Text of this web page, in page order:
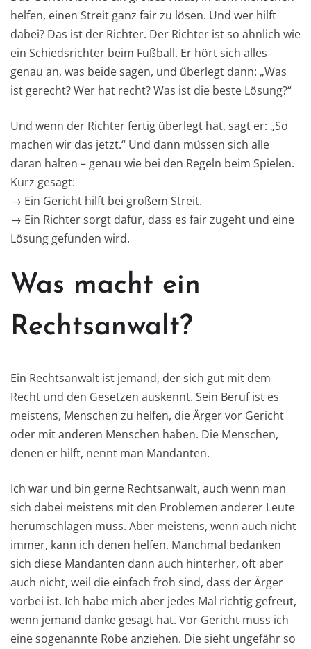
helfen, einen Streit ganz fair zu lösen. Und wer hilft
dabei? Das ist der Richter. Der Richter ist so ähnlich wie
ein Schiedsrichter beim Fußball. Er hört sich alles
genau an, was beide sagen, und überlegt dann: „Was
ist gerecht? Wer hat recht? Was ist die beste Lösung?“
Und wenn der Richter fertig überlegt hat, sagt er: „So
machen wir das jetzt.“ Und dann müssen sich alle
daran halten – genau wie bei den Regeln beim Spielen.
Kurz gesagt:
→ Ein Gericht hilft bei großem Streit.
→ Ein Richter sorgt dafür, dass es fair zugeht und eine
Lösung gefunden wird.
Was macht ein
Rechtsanwalt?
Ein Rechtsanwalt ist jemand, der sich gut mit dem
Recht und den Gesetzen auskennt. Sein Beruf ist es
meistens, Menschen zu helfen, die Ärger vor Gericht
oder mit anderen Menschen haben. Die Menschen,
denen er hilft, nennt man Mandanten.
Ich war und bin gerne Rechtsanwalt, auch wenn man
sich dabei meistens mit den Problemen anderer Leute
herumschlagen muss. Aber meistens, wenn auch nicht
immer, kann ich denen helfen. Manchmal bedanken
sich diese Mandanten dann auch hinterher, oft aber
auch nicht, weil die einfach froh sind, dass der Ärger
vorbei ist. Ich habe mich aber jedes Mal richtig gefreut,
wenn jemand danke gesagt hat. Vor Gericht muss ich
eine sogenannte Robe anziehen. Die sieht ungefähr so